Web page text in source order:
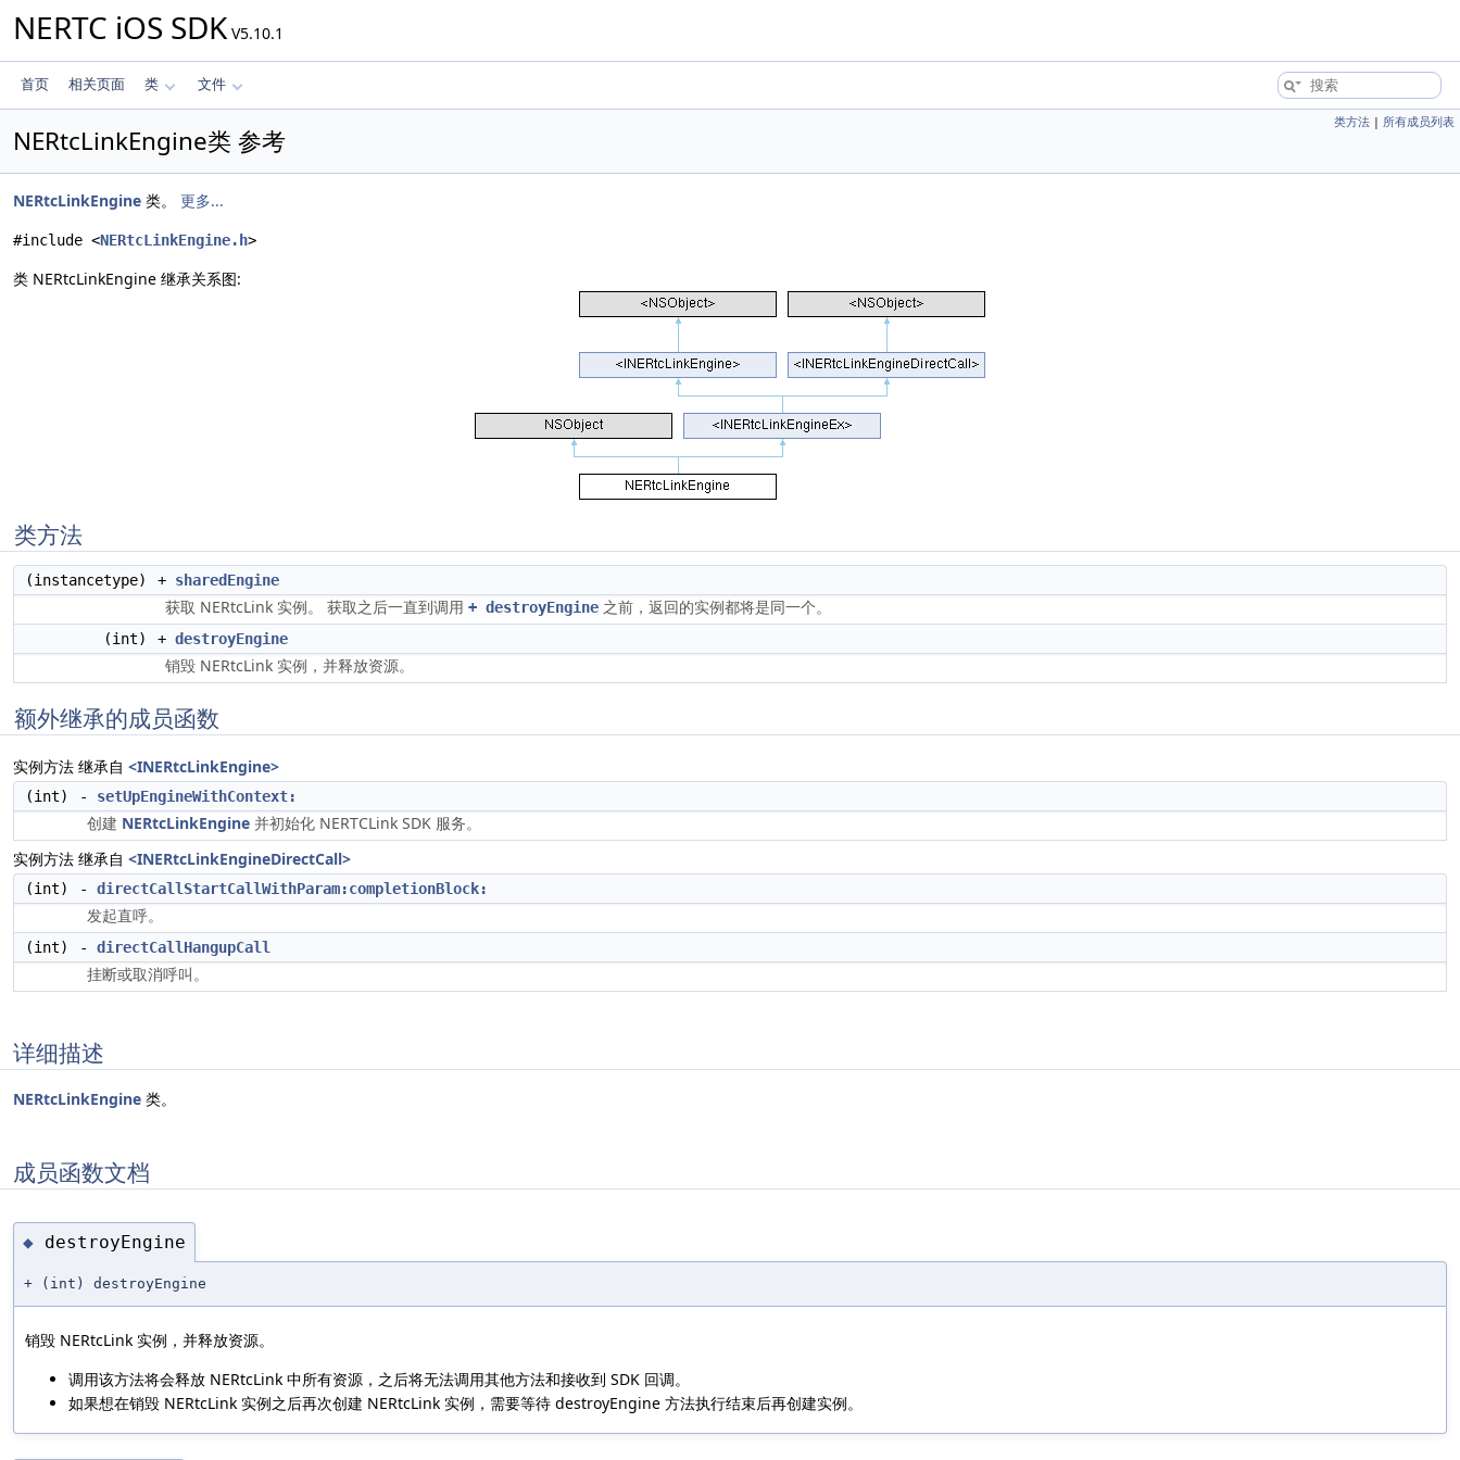
NERTC iOS SDK V5.10.1
首页 相关页面 类 文件
类方法 | 所有成员列表
NERtcLinkEngine类 参考
NERtcLinkEngine 类。 更多...
#include <NERtcLinkEngine.h>
类 NERtcLinkEngine 继承关系图:
类方法
(instancetype) + sharedEngine
获取 NERtcLink 实例。 获取之后一直到调用 + destroyEngine 之前，返回的实例都将是同一个。
(int) + destroyEngine
销毁 NERtcLink 实例，并释放资源。
额外继承的成员函数
实例方法 继承自 <INERtcLinkEngine>
(int) - setUpEngineWithContext:
创建 NERtcLinkEngine 并初始化 NERTCLink SDK 服务。
实例方法 继承自 <INERtcLinkEngineDirectCall>
(int) - directCallStartCallWithParam:completionBlock:
发起直呼。
(int) - directCallHangupCall
挂断或取消呼叫。
详细描述
NERtcLinkEngine 类。
成员函数文档
◆ destroyEngine
+ (int) destroyEngine
销毁 NERtcLink 实例，并释放资源。
调用该方法将会释放 NERtcLink 中所有资源，之后将无法调用其他方法和接收到 SDK 回调。
如果想在销毁 NERtcLink 实例之后再次创建 NERtcLink 实例，需要等待 destroyEngine 方法执行结束后再创建实例。